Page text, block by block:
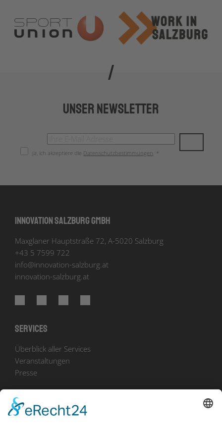
Unser Newsletter
Ja, ich akzeptiere die Datenschutzbestimmungen. *
Innovation Salzburg GmbH
Maxglaner Hauptstraße 72, A-5020 Salzburg
+43 5 7599 722
info@innovation-salzburg.at
innovation-salzburg.at
Services
Überblick aller Services
Veranstaltungen
Presse
Bekanntmachungen